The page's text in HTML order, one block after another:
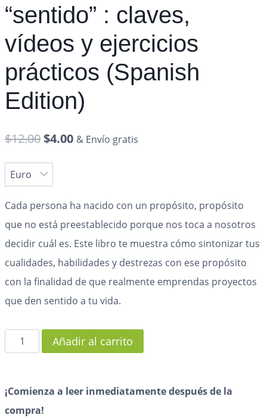
“sentido” : claves,
vídeos y ejercicios
prácticos (Spanish
Edition)
$12.00 $4.00 & Envío gratis
Cada persona ha nacido con un propósito, propósito
que no está preestablecido porque nos toca a nosotros
decidir cuál es. Este libro te muestra cómo sintonizar tus
cualidades, habilidades y destrezas con ese propósito
con la finalidad de que realmente emprendas proyectos
que den sentido a tu vida.
Añadir al carrito
¡Comienza a leer inmediatamente después de la
compra!